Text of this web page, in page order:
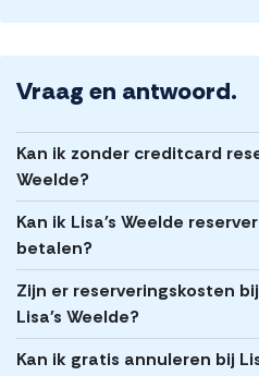
Vraag en antwoord.
Kan ik zonder creditcard
Weelde?
Kan ik Lisa's Weelde
betalen?
Zijn er reserveringskosten
Lisa's Weelde?
Kan ik gratis annuleren bij